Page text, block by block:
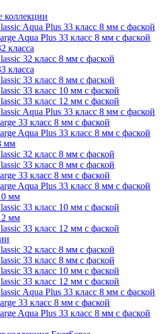
коллекции
Aqua Plus 33 класс 8 мм с фаской
Aqua Plus 33 класс 8 мм с фаской
класса
32 класс 8 мм с фаской
класса
33 класс 8 мм с фаской
33 класс 10 мм с фаской
33 класс 12 мм с фаской
Aqua Plus 33 класс 8 мм с фаской
33 класс 8 мм с фаской
Aqua Plus 33 класс 8 мм с фаской
мм
32 класс 8 мм с фаской
33 класс 8 мм с фаской
33 класс 8 мм с фаской
Aqua Plus 33 класс 8 мм с фаской
мм
33 класс 10 мм с фаской
мм
33 класс 12 мм с фаской
32 класс 8 мм с фаской
33 класс 8 мм с фаской
33 класс 10 мм с фаской
33 класс 12 мм с фаской
Aqua Plus 33 класс 8 мм с фаской
33 класс 8 мм с фаской
Aqua Plus 33 класс 8 мм с фаской